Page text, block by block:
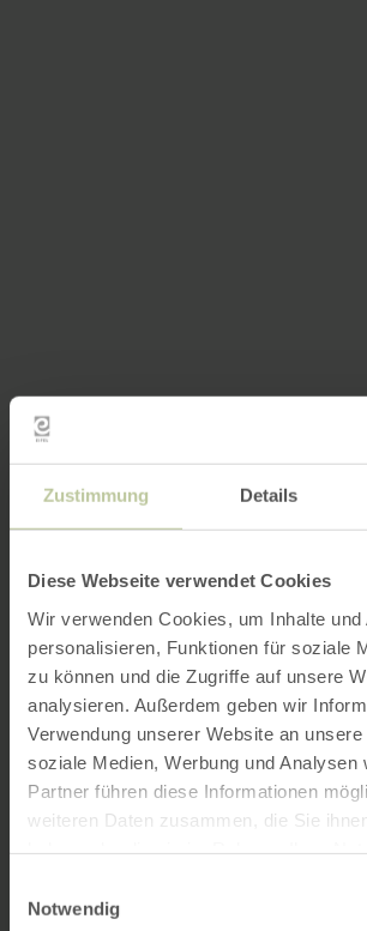
Zustimmung Details
Diese Webseite verwendet Cookies
Wir verwenden Cookies, um Inhalte und
personalisieren, Funktionen für soziale
zu können und die Zugriffe auf unsere
analysieren. Außerdem geben wir
Verwendung unserer Website an
soziale Medien, Werbung und Analysen
Partner führen diese Informationen
weiteren Daten zusammen, die Sie
Notwendig